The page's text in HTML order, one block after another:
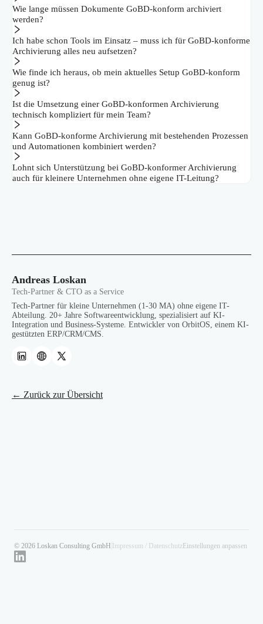
Wie lange müssen Dokumente GoBD-konform archiviert
werden?
Ich habe schon Tools im Einsatz – muss ich für GoBD-konforme
Archivierung alles neu aufsetzen?
Wie finde ich heraus, ob mein aktuelles Setup GoBD-konform
genug ist?
Ist die Umsetzung einer GoBD-konformen Archivierung
technisch kompliziert für mein Team?
Kann GoBD-konforme Archivierung mit bestehenden Prozessen
und Automationen kombiniert werden?
Lohnt sich Unterstützung bei GoBD-konformer Archivierung
auch für kleinere Unternehmen ohne eigene IT-Leitung?
Andreas Loskan
Tech-Partner & CTO as a Service
Tech-Partner für kleine Unternehmen (1-30 MA) ohne eigene IT-
Abteilung. 20+ Jahre Softwareentwicklung, spezialisiert auf KI-
Integration und Business-Systeme. Entwickler von OrbitOS, einem KI-
gestützten ERP/CRM/CMS.
← Zurück zur Übersicht
© 2026 Loskan Consulting GmbH Impressum / Datenschutz Einstellungen anpassen